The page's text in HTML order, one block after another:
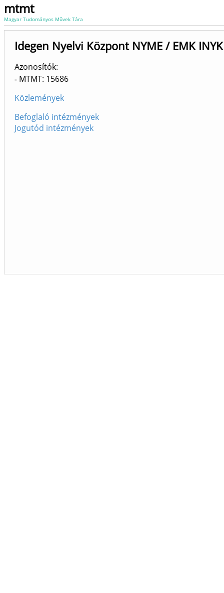
mtmt
Magyar Tudományos Művek Tára
Idegen Nyelvi Központ NYME / EMK
Azonosítók
MTMT: 15686
Közlemények
Befoglaló intézmények
Jogutód intézmények